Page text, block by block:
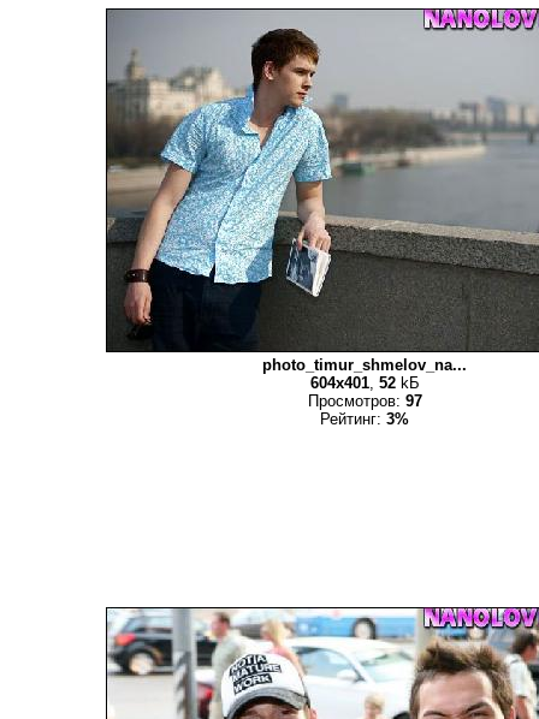
photo_timur_shmelov_na...
604x401, 52kБ
Просмотров: 97
Рейтинг: 3%